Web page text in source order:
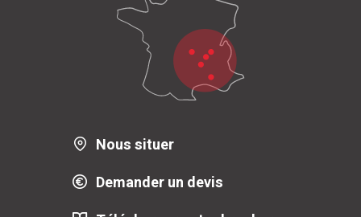
Nous situer
Demander un devis